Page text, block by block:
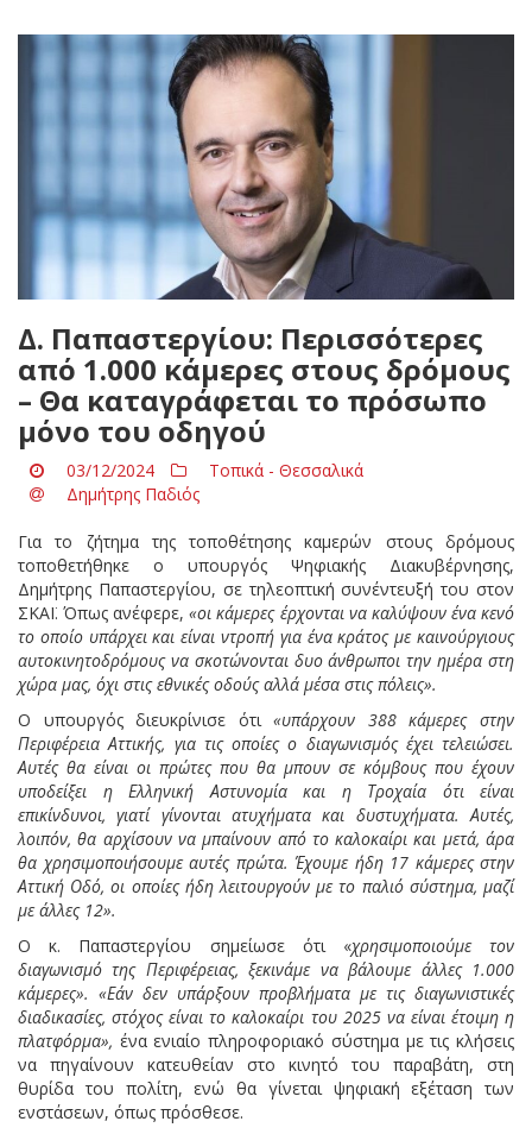
Δ. Παπαστεργίου: Περισσότερες
από 1.000 κάμερες στους δρόμους
– Θα καταγράφεται το πρόσωπο
μόνο του οδηγού
03/12/2024
Τοπικά - Θεσσαλικά
Δημήτρης Παδιός
Για το ζήτημα της τοποθέτησης καμερών στους δρόμους
τοποθετήθηκε ο υπουργός Ψηφιακής Διακυβέρνησης,
Δημήτρης Παπαστεργίου, σε τηλεοπτική συνέντευξή του στον
ΣΚΑΪ. Όπως ανέφερε,«οι κάμερες έρχονται να καλύψουν ένα κενό
το οποίο υπάρχει και είναι ντροπή για ένα κράτος με καινούργιους
αυτοκινητοδρόμους να σκοτώνονται δυο άνθρωποι την ημέρα στη
χώρα μας, όχι στις εθνικές οδούς αλλά μέσα στις πόλεις».
Ο υπουργός διευκρίνισε ότι«υπάρχουν 388 κάμερες στην
Περιφέρεια Αττικής, για τις οποίες ο διαγωνισμός έχει τελειώσει.
Αυτές θα είναι οι πρώτες που θα μπουν σε κόμβους που έχουν
υποδείξει η Ελληνική Αστυνομία και η Τροχαία ότι είναι
επικίνδυνοι, γιατί γίνονται ατυχήματα και δυστυχήματα. Αυτές,
λοιπόν, θα αρχίσουν να μπαίνουν από το καλοκαίρι και μετά, άρα
θα χρησιμοποιήσουμε αυτές πρώτα. Έχουμε ήδη 17 κάμερες στην
Αττική Οδό, οι οποίες ήδη λειτουργούν με το παλιό σύστημα, μαζί
με άλλες 12».
Ο κ. Παπαστεργίου σημείωσε ότι «χρησιμοποιούμε τον
διαγωνισμό της Περιφέρειας, ξεκινάμε να βάλουμε άλλες 1.000
κάμερες». «Εάν δεν υπάρξουν προβλήματα με τις διαγωνιστικές
διαδικασίες, στόχος είναι το καλοκαίρι του 2025 να είναι έτοιμη η
πλατφόρμα», ένα ενιαίο πληροφοριακό σύστημα με τις κλήσεις
να πηγαίνουν κατευθείαν στο κινητό του παραβάτη, στη
θυρίδα του πολίτη, ενώ θα γίνεται ψηφιακή εξέταση των
ενστάσεων, όπως πρόσθεσε.